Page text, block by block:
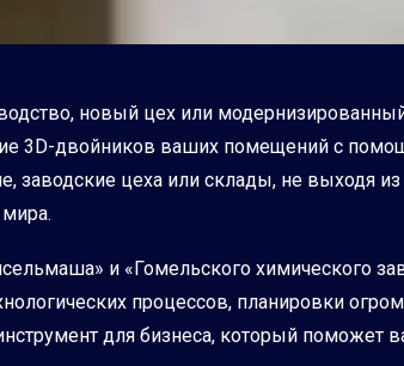
новый цех или модернизированный
3D-двойников ваших помещений с
цеха или склады, не выходя из
и «Гомельского химического
процессов, планировки
для бизнеса, который